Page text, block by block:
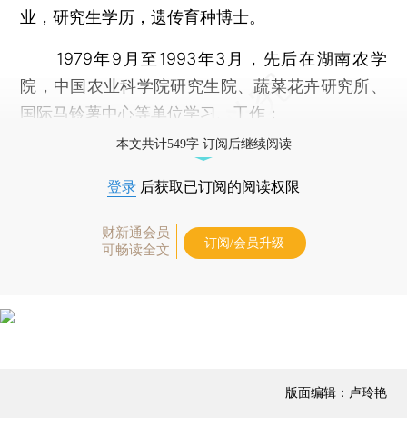
业，研究生学历，遗传育种博士。
1979年9月至1993年3月，先后在湖南农学
院，中国农业科学院研究生院、蔬菜花卉研究所、
国际马铃薯中心等单位学习、工作；
本文共计549字 订阅后继续阅读
登录 后获取已订阅的阅读权限
财新通会员
可畅读全文
订阅/会员升级
版面编辑：卢玲艳